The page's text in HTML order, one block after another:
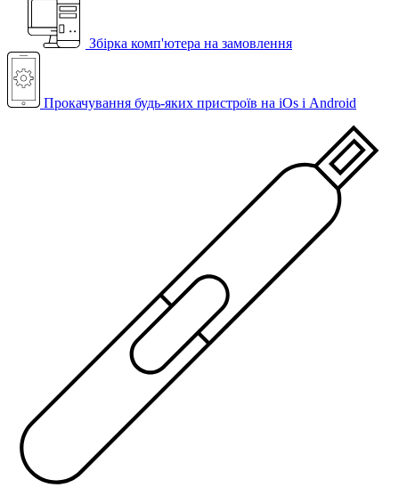
Збірка комп'ютера на замовлення
Прокачування будь-яких пристроїв на iOs і Android